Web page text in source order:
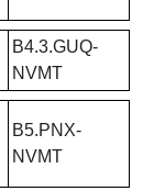
B4.3.GUQ-
NVMT
B5.PNX-
NVMT